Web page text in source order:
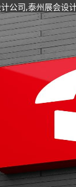
公司,泰州展会设